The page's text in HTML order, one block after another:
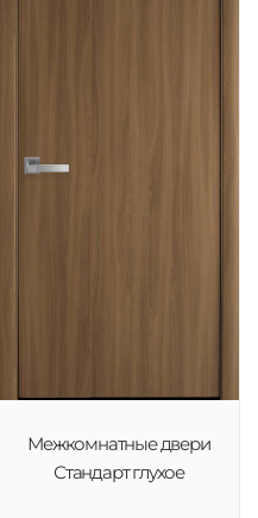
Межкомнатные двери
Стандарт глухое